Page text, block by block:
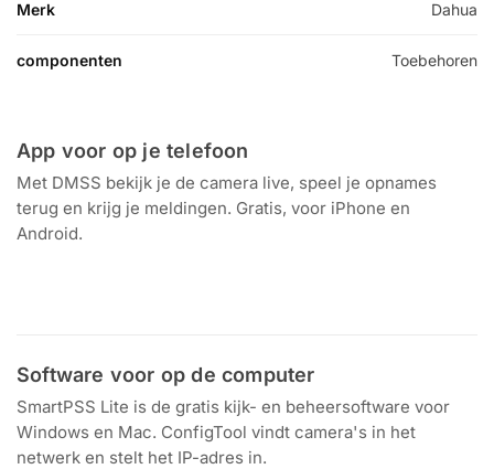
Merk Dahua
componenten Toebehoren
App voor op je telefoon
Met DMSS bekijk je de camera live, speel je opnames
terug en krijg je meldingen. Gratis, voor iPhone en
Android.
Software voor op de computer
SmartPSS Lite is de gratis kijk- en beheersoftware voor
Windows en Mac. ConfigTool vindt camera's in het
netwerk en stelt het IP-adres in.